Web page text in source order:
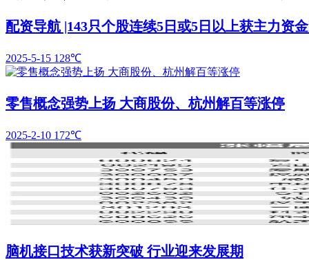
配资导航 |143只个股连续5日或5日以上获主力资
2025-5-15 128℃
零售概念强势上扬 大商股份、杭州解百等涨停
2025-2-10 172℃
脑机接口技术获新突破 行业迎来发展期